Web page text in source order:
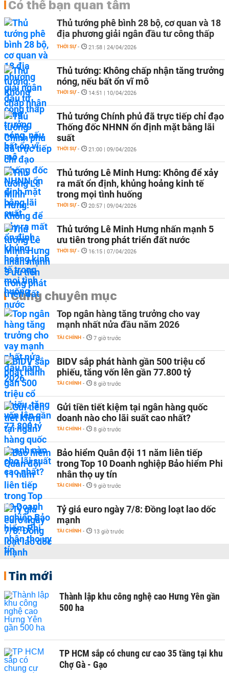
Có thể bạn quan tâm
Thủ tướng phê bình 28 bộ, cơ quan và 18
địa phương giải ngân đầu tư công thấp
THỜI SỰ - 21:58 | 24/04/2026
Thủ tướng: Không chấp nhận tăng trưởng
nóng, nếu bất ổn vĩ mô
THỜI SỰ - 14:51 | 10/04/2026
Thủ tướng Chính phủ đã trực tiếp chỉ đạo
Thống đốc NHNN ổn định mặt bằng lãi
suất
THỜI SỰ - 21:00 | 09/04/2026
Thủ tướng Lê Minh Hưng: Không để xảy
ra mất ổn định, khủng hoảng kinh tế
trong mọi tình huống
THỜI SỰ - 20:57 | 09/04/2026
Thủ tướng Lê Minh Hưng nhấn mạnh 5
ưu tiên trong phát triển đất nước
THỜI SỰ - 16:15 | 07/04/2026
Cùng chuyên mục
Top ngân hàng tăng trưởng cho vay
mạnh nhất nửa đầu năm 2026
TÀI CHÍNH - 7 giờ trước
BIDV sắp phát hành gần 500 triệu cổ
phiếu, tăng vốn lên gần 77.800 tỷ
TÀI CHÍNH - 8 giờ trước
Gửi tiền tiết kiệm tại ngân hàng quốc
doanh nào cho lãi suất cao nhất?
TÀI CHÍNH - 8 giờ trước
Bảo hiểm Quân đội 11 năm liên tiếp
trong Top 10 Doanh nghiệp Bảo hiểm Phi
nhân thọ uy tín
TÀI CHÍNH - 9 giờ trước
Tỷ giá euro ngày 7/8: Đồng loạt lao dốc
mạnh
TÀI CHÍNH - 13 giờ trước
Tin mới
Thành lập khu công nghệ cao Hưng Yên gần
500 ha
TP HCM sắp có chung cư cao 35 tầng tại khu
Chợ Gà - Gạo